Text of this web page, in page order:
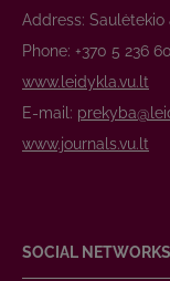
Address: Saulėtekio
Phone: +370 5 236
www.leidykla.vu.lt
E-mail:
www.journals.vu.lt
SOCIAL NETWORKS